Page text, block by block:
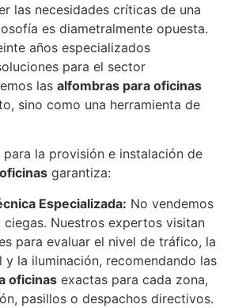
las necesidades críticas de una
es diametralmente opuesta.
años especializados
para el sector
las alfombras para oficinas
sino como una herramienta de
la provisión e instalación de
garantiza:
Especializada: No vendemos
Nuestros expertos visitan
para evaluar el nivel de tráfico, la
y la iluminación, recomendando las
oficinas exactas para cada zona,
pasillos o despachos directivos.